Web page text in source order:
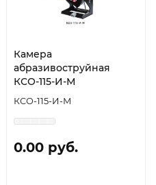
Камера
абразивоструйная
КСО-115-И-М
КСО-115-И-М
0.00 руб.